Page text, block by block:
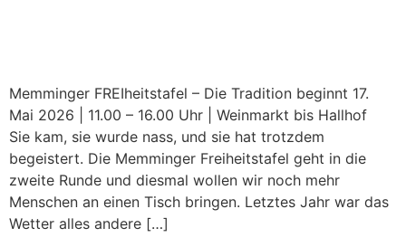
Memminger FREIheitstafel – Die Tradition beginnt 17.
Mai 2026 | 11.00 – 16.00 Uhr | Weinmarkt bis Hallhof
Sie kam, sie wurde nass, und sie hat trotzdem
begeistert. Die Memminger Freiheitstafel geht in die
zweite Runde und diesmal wollen wir noch mehr
Menschen an einen Tisch bringen. Letztes Jahr war das
Wetter alles andere […]